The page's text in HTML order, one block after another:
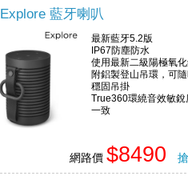
藍牙喇叭
最新藍牙5.2版
IP67防塵防水
使用最新二級陽極氧
附鋁製登山吊環，可
穩固吊掛
True360環繞音效敏銳
一致
網路價 $8490